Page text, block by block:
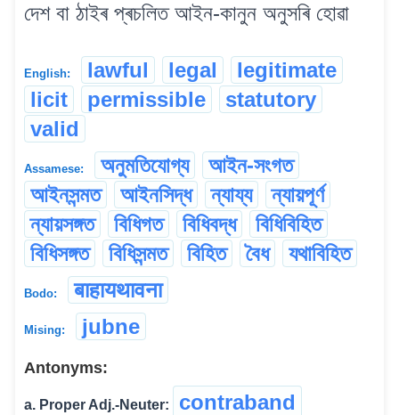
দেশ বা ঠাইৰ প্ৰচলিত আইন-কানুন অনুসৰি হোৱা
English: lawful legal
legitimate
licit
permissible
statutory
valid
Assamese: অনুমতিযোগ্য
আইন-সংগত
আইনসন্মত
আইনসিদ্ধ ন্যায্য
ন্যায়পূৰ্ণ
ন্যায়সঙ্গত
বিধিগত বিধিবদ্ধ
বিধিবিহিত
বিধিসঙ্গত
বিধিসন্মত বিহিত বৈধ যথাবিহিত
Bodo: बाहायथावना
Mising: jubne
Antonyms:
a. Proper Adj.-Neuter:
contraband